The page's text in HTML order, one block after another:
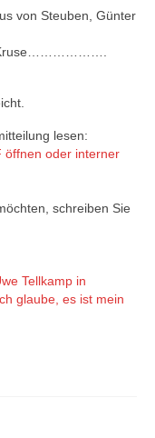
von Steuben, Günter
Kruse……………….
lesen:
öffnen oder interner
schreiben Sie
Tellkamp in
glaube, es ist mein